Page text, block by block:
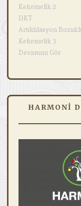
Kekemelik 2
DKT
Artikülasyon
Kekemelik 3
Devamını Gör
HARMONI